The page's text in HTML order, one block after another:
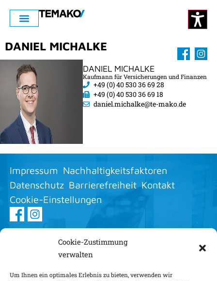
Cookie-Zustimmung
verwalten
Um Ihnen ein optimales Erlebnis zu bieten, verwenden wir
DANIEL MICHALKE
DANIEL MICHALKE
Kaufmann für Versicherungen und Finanzen
+49 (0) 40 530 36 69 28
+49 (0) 40 530 36 69 18
daniel.michalke@te-mako.de
Impressum Nachhaltigkeitsfaktoren
Datenschutz Barrierefreiheit Kontakt
Cookie-Einstellungen
© 2026